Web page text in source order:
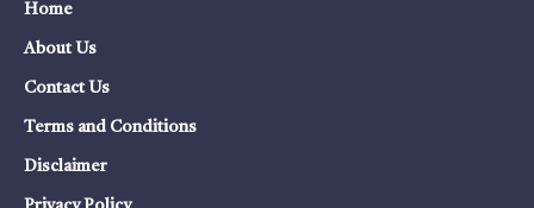
Home
About Us
Contact Us
Terms and Conditions
Disclaimer